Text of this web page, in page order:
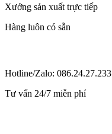
Xưởng sản xuất trực tiếp
Hàng luôn có sẵn
Hotline/Zalo: 086.24.27.233
Tư vấn 24/7 miễn phí